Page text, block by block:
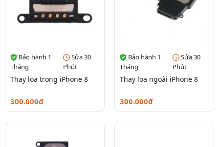
Bảo hành 1
Tháng
Sửa 30
Phút
Thay loa trong iPhone 8
300.000đ
Bảo hành 1
Tháng
Sửa 30
Phút
Thay loa ngoài iPhone 8
300.000đ